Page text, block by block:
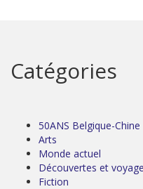
Catégories
50ANS Belgique-Chine
Arts
Monde actuel
Découvertes et
Fiction